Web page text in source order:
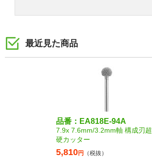
最近見た商品
品番：EA818E-94A
7.9x 7.6mm/3.2mm軸 構成刃超
硬カッター
5,810円 （税抜）